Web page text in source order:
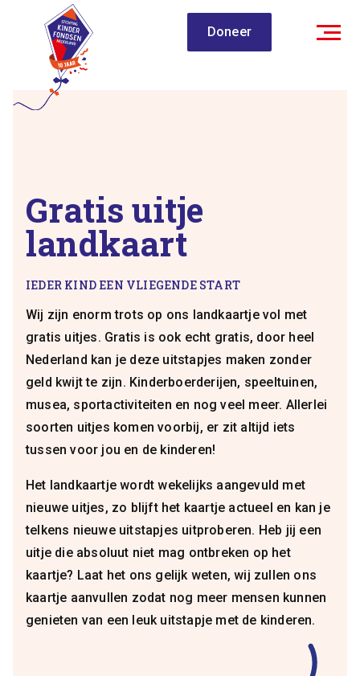
Doneer
Gratis uitje
landkaart
IEDER KIND EEN VLIEGENDE START
Wij zijn enorm trots op ons landkaartje vol met
gratis uitjes. Gratis is ook echt gratis, door heel
Nederland kan je deze uitstapjes maken zonder
geld kwijt te zijn. Kinderboerderijen, speeltuinen,
musea, sportactiviteiten en nog veel meer. Allerlei
soorten uitjes komen voorbij, er zit altijd iets
tussen voor jou en de kinderen!
Het landkaartje wordt wekelijks aangevuld met
nieuwe uitjes, zo blijft het kaartje actueel en kan je
telkens nieuwe uitstapjes uitproberen. Heb jij een
uitje die absoluut niet mag ontbreken op het
kaartje? Laat het ons gelijk weten, wij zullen ons
kaartje aanvullen zodat nog meer mensen kunnen
genieten van een leuk uitstapje met de kinderen.